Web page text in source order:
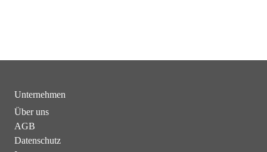
Unternehmen
Über uns
AGB
Datenschutz